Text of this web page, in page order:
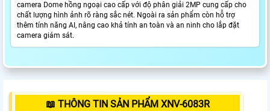
camera Dome hồng ngoại cao cấp với độ phân giải 2MP cung cấp cho
chất lượng hình ảnh rõ ràng sắc nét. Ngoài ra sản phẩm còn hỗ trợ
thêm tính năng AI, nâng cao khả tính an toàn và an ninh cho lắp đặt
camera giám sát.
📖 THÔNG TIN SẢN PHẨM XNV-6083R